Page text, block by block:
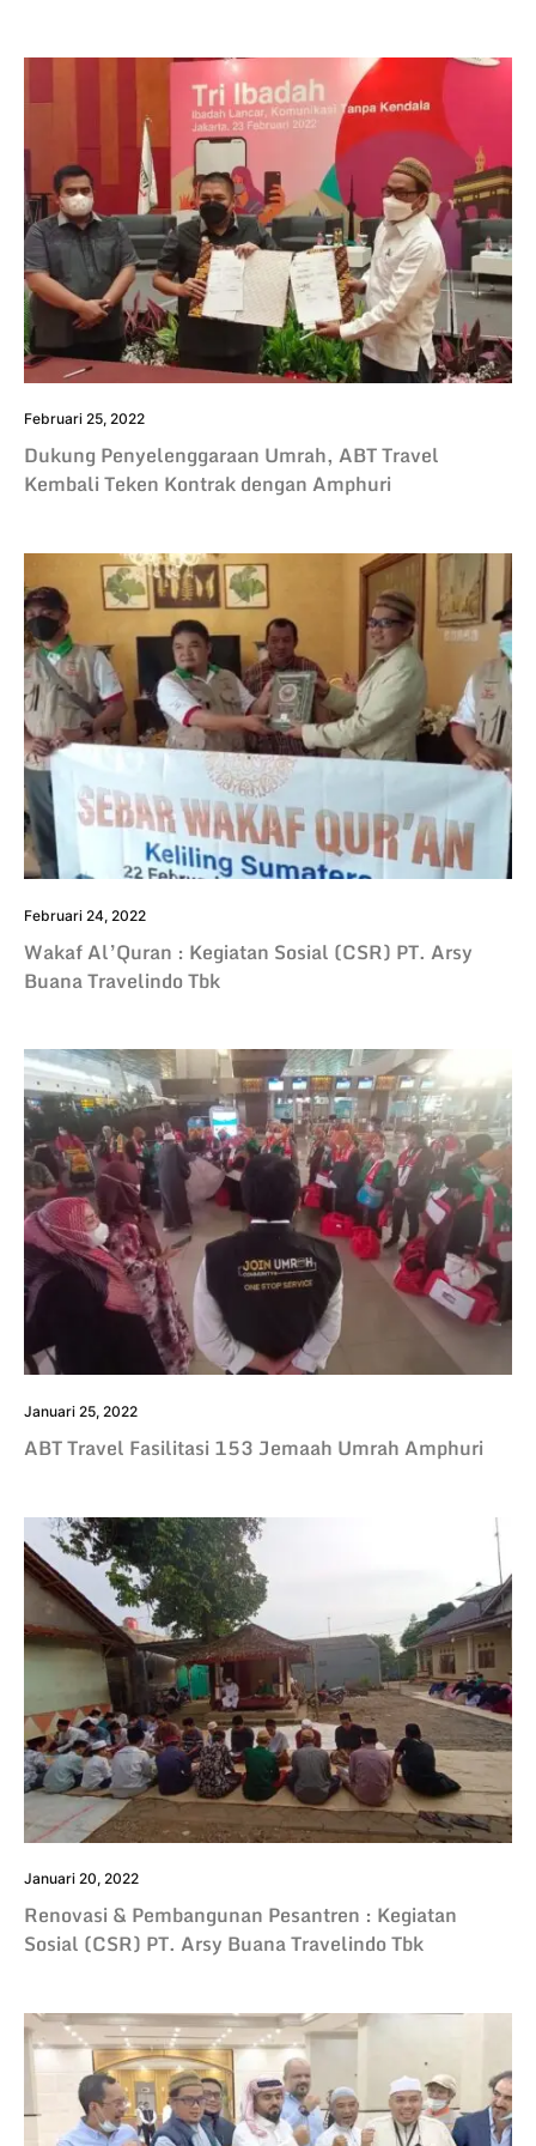
Februari 25, 2022
Dukung Penyelenggaraan Umrah, ABT Travel
Kembali Teken Kontrak dengan Amphuri
Februari 24, 2022
Wakaf Al’Quran : Kegiatan Sosial (CSR) PT. Arsy
Buana Travelindo Tbk
Januari 25, 2022
ABT Travel Fasilitasi 153 Jemaah Umrah Amphuri
Januari 20, 2022
Renovasi & Pembangunan Pesantren : Kegiatan
Sosial (CSR) PT. Arsy Buana Travelindo Tbk​